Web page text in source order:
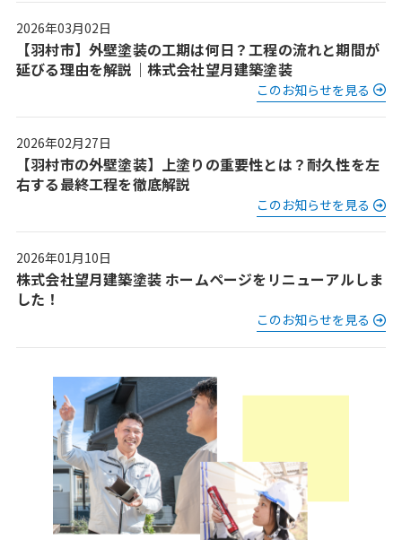
2026年03月02日
【羽村市】外壁塗装の工期は何日？工程の流れと期間が
延びる理由を解説｜株式会社望月建築塗装
このお知らせを見る
2026年02月27日
【羽村市の外壁塗装】上塗りの重要性とは？耐久性を左
右する最終工程を徹底解説
このお知らせを見る
2026年01月10日
株式会社望月建築塗装 ホームページをリニューアルしま
した！
このお知らせを見る